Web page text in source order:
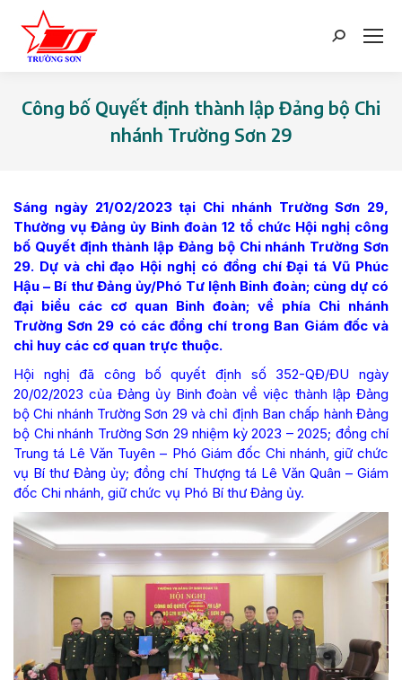
Search:
Công bố Quyết định thành lập Đảng bộ Chi
nhánh Trường Sơn 29
Sáng ngày 21/02/2023 tại Chi nhánh Trường Sơn 29,
Thường vụ Đảng ủy Binh đoàn 12 tổ chức Hội nghị công
bố Quyết định thành lập Đảng bộ Chi nhánh Trường Sơn
29. Dự và chỉ đạo Hội nghị có đồng chí Đại tá Vũ Phúc
Hậu – Bí thư Đảng ủy/Phó Tư lệnh Binh đoàn; cùng dự có
đại biểu các cơ quan Binh đoàn; về phía Chi nhánh
Trường Sơn 29 có các đồng chí trong Ban Giám đốc và
chỉ huy các cơ quan trực thuộc.
Hội nghị đã công bố quyết định số 352-QĐ/ĐU ngày
20/02/2023 của Đảng ủy Binh đoàn về việc thành lập Đảng
bộ Chi nhánh Trường Sơn 29 và chỉ định Ban chấp hành Đảng
bộ Chi nhánh Trường Sơn 29 nhiệm kỳ 2023 – 2025; đồng chí
Trung tá Lê Văn Tuyên – Phó Giám đốc Chi nhánh, giữ chức
vụ Bí thư Đảng ủy; đồng chí Thượng tá Lê Văn Quân – Giám
đốc Chi nhánh, giữ chức vụ Phó Bí thư Đảng ủy.